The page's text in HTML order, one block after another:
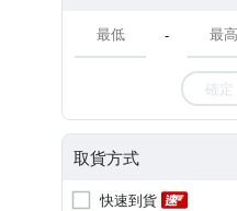
-
確定
取貨方式
快速到貨